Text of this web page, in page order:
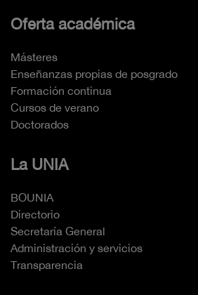
Oferta académica
Másteres
Enseñanzas propias de posgrado
Formación continua
Cursos de verano
Doctorados
La UNIA
BOUNIA
Directorio
Secretaría General
Administración y servicios
Transparencia